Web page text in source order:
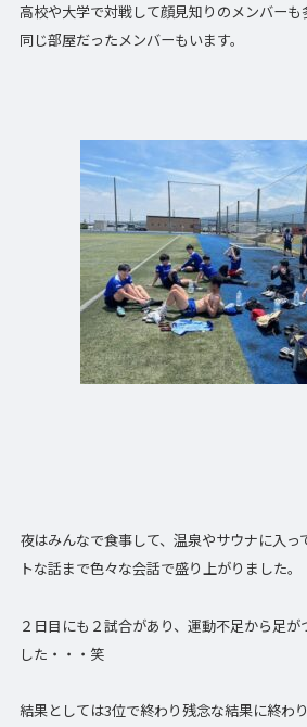
高校や大学で対戦して顔見知りのメンバー
同じ部屋だったメンバーもいます。
夜はみんなで食事して、温泉やサウナに入っ
トな話まで色々な会話で盛り上がりました。
２日目にも２試合があり、運動不足から足が
した・・・笑
結果としては3位で終わり残念な結果に終